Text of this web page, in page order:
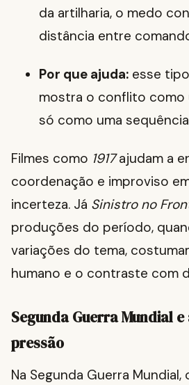
da artilharia, o medo
distância entre
Por que ajuda: esse
mostra o conflito como
só como uma
Filmes como 1917ajudam a
coordenação e improviso
incerteza. Já Sinistro no
produções do período,
variações do tema,
humano e o contraste com
Segunda Guerra Mundial
pressão
Na Segunda Guerra Mundial,